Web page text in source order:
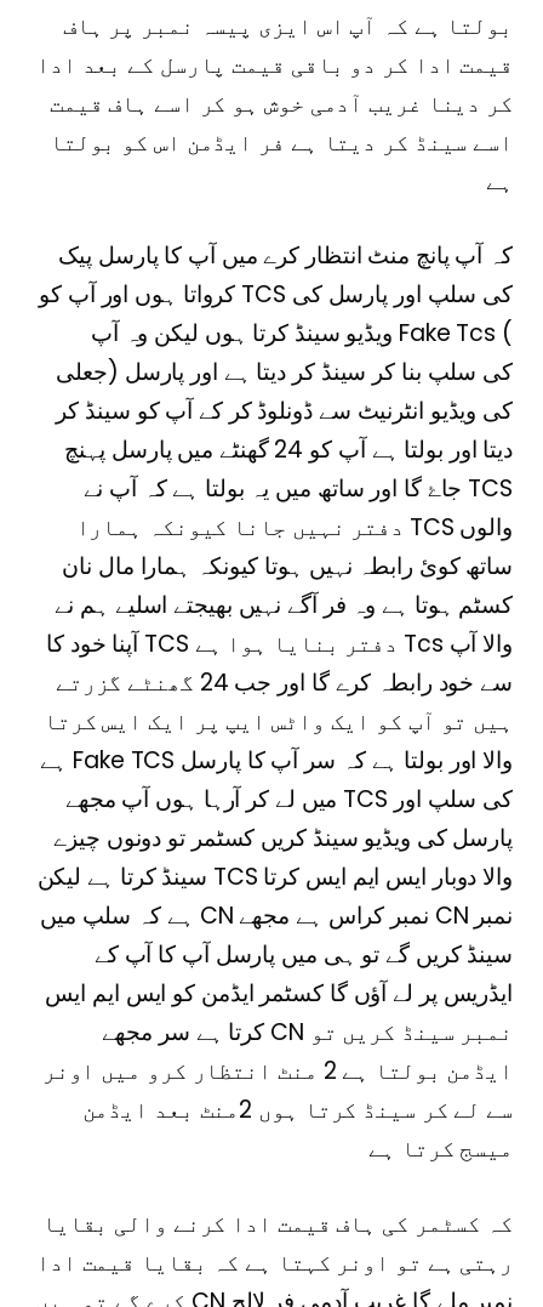
بولتا ہے کہ آپ اس ایزی پیسہ نمبر پر ہاف
قیمت ادا کر دو باقی قیمت پارسل کے بعد ادا
کر دینا غریب آدمی خوش ہو کر اسے ہاف قیمت
اسے سینڈ کر دیتا ہے فر ایڈمن اس کو بولتا
ہے
کہ آپ پانچ منٹ انتظار کرے میں آپ کا پارسل پیک
کرواتا ہوں اور آپ کو TCS کی سلپ اور پارسل کی
ویڈیو سینڈ کرتا ہوں لیکن وہ آپ Fake Tcs (
جعلی) کی سلپ بنا کر سینڈ کر دیتا ہے اور پارسل
کی ویڈیو انٹرنیٹ سے ڈونلوڈ کر کے آپ کو سینڈ کر
دیتا اور بولتا ہے آپ کو 24 گھنٹے میں پارسل پہنچ
جاۓ گا اور ساتھ میں یہ بولتا ہے کہ آپ نے TCS
دفتر نہیں جانا کیونکہ ہمارا TCS والوں
ساتھ کوئ رابطہ نہیں ہوتا کیونکہ ہمارا مال نان
کسٹم ہوتا ہے وہ فر آگے نہیں بھیجتے اسلیے ہم نے
آپنا خود کا TCS دفتر بنایا ہوا ہے Tcs والا آپ
سے خود رابطہ کرے گا اور جب 24 گھنٹے گزرتے
ہیں تو آپ کو ایک واٹس ایپ پر ایک ایس کرتا
ہے Fake TCS والا اور بولتا ہے کہ سر آپ کا پارسل
میں لے کر آرہا ہوں آپ مجھے TCS کی سلپ اور
پارسل کی ویڈیو سینڈ کریں کسٹمر تو دونوں چیزے
سینڈ کرتا ہے لیکن TCS والا دوبار ایس ایم ایس کرتا
ہے کہ سلپ میں CN نمبر کراس ہے مجھے CN نمبر
سینڈ کریں گے تو ہی میں پارسل آپ کا آپ کے
ایڈریس پر لے آؤں گا کسٹمر ایڈمن کو ایس ایم ایس
کرتا ہے سر مجھے CN نمبر سینڈ کریں تو
ایڈمن بولتا ہے 2 منٹ انتظار کرو میں اونر
سے لے کر سینڈ کرتا ہوں 2منٹ بعد ایڈمن
میسج کرتا ہے
کہ کسٹمر کی ہاف قیمت ادا کرنے والی بقایا
رہتی ہے تو اونر کہتا ہے کہ بقایا قیمت ادا